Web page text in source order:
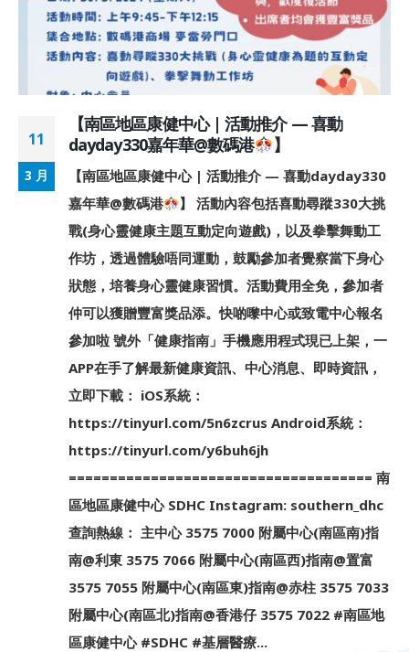
11
3 月
【南區地區康健中心 | 活動推介 — 喜動
dayday330嘉年華@數碼港
】
【南區地區康健中心 | 活動推介 — 喜動dayday330
嘉年華@數碼港
】 活動內容包括喜動尋蹤330大挑
戰(身心靈健康主題互動定向遊戲)，以及拳擊舞動工
作坊，透過體驗唔同運動，鼓勵參加者覺察當下身心
狀態，培養身心靈健康習慣。活動費用全免，參加者
仲可以獲贈豐富獎品添。快啲嚟中心或致電中心報名
參加啦 號外「健康指南」手機應用程式現已上架，一
APP在手了解最新健康資訊、中心消息、即時資訊，
立即下載： iOS系統：
https://tinyurl.com/5n6zcrus Android系統：
https://tinyurl.com/y6buh6jh
===================================== 南
區地區康健中心 SDHC Instagram: southern_dhc
查詢熱線： 主中心 3575 7000 附屬中心(南區南)指
南@利東 3575 7066 附屬中心(南區西)指南@置富
3575 7055 附屬中心(南區東)指南@赤柱 3575 7033
附屬中心(南區北)指南@香港仔 3575 7022 #南區地
區康健中心 #SDHC #基層醫療...